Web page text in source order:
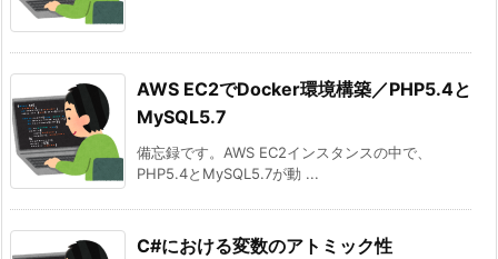
AWS EC2でDocker環境構築／PHP5.4と
MySQL5.7
備忘録です。AWS EC2インスタンスの中で、
PHP5.4とMySQL5.7が動 ...
C#における変数のアトミック性